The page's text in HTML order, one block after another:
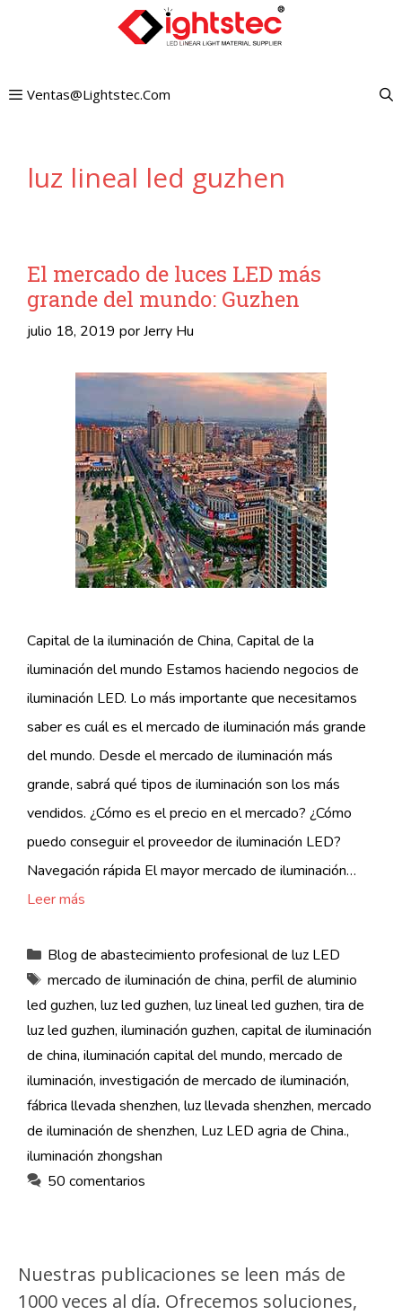
Ventas@lightstec.com
luz lineal led guzhen
El mercado de luces LED más
grande del mundo: Guzhen
julio 18, 2019 porJerry Hu
Capital de la iluminación de China, Capital de la
iluminación del mundo Estamos haciendo negocios de
iluminación LED. Lo más importante que necesitamos
saber es cuál es el mercado de iluminación más grande
del mundo. Desde el mercado de iluminación más
grande, sabrá qué tipos de iluminación son los más
vendidos. ¿Cómo es el precio en el mercado? ¿Cómo
puedo conseguir el proveedor de iluminación LED?
Navegación rápida El mayor mercado de iluminación…
Leer más
Categorías
Blog de abastecimiento profesional de luz LED
Etiquetas
mercado de iluminación de china, perfil de aluminio
led guzhen, luz led guzhen, luz lineal led guzhen, tira de
luz led guzhen, iluminación guzhen, capital de iluminación
de china, iluminación capital del mundo, mercado de
iluminación, investigación de mercado de iluminación,
fábrica llevada shenzhen, luz llevada shenzhen, mercado
de iluminación de shenzhen, Luz LED agria de China.,
iluminación zhongshan
50 comentarios
Nuestras publicaciones se leen más de
1000 veces al día. Ofrecemos soluciones,